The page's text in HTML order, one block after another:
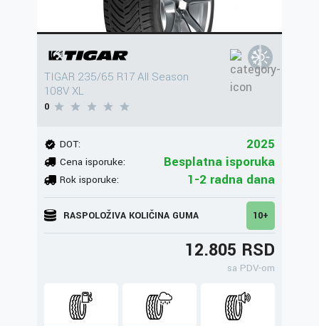
TIGAR 235/65 R17 All Season
108V XL
0
DOT: 2025
Cena isporuke: Besplatna isporuka
Rok isporuke: 1-2 radna dana
RASPOLOŽIVA KOLIČINA GUMA 10+
12.805 RSD
sa PDV-om